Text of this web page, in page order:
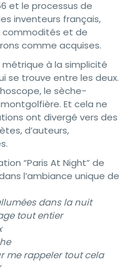
et le processus de
inventeurs français,
commodités et de
comme acquises.
à la simplicité
se trouve entre les deux.
le sèche-
Et cela ne
ont divergé vers des
d’auteurs,
“Paris At Night” de
l’ambiance unique de
dans la nuit
tout entier
me rappeler tout cela